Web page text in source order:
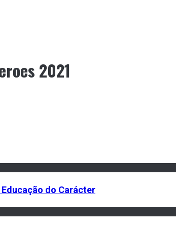
2021
do Carácter